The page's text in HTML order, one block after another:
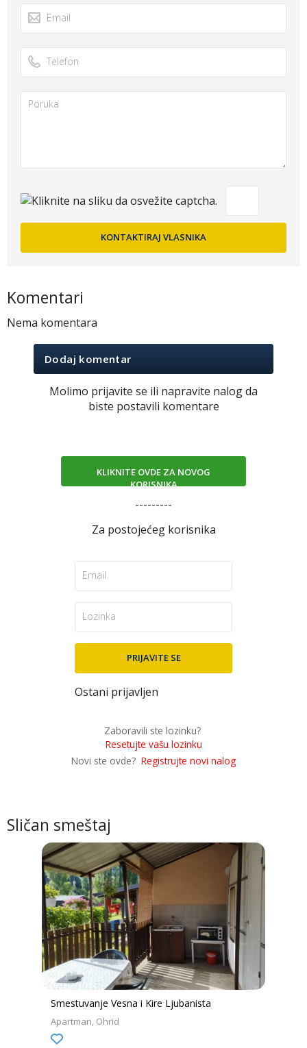
Sličan smeštaj
Smestuvanje Vesna i Kire Ljubanista
Apartman Ohrid
Komentari
Nema komentara
Dodaj komentar
Molimo prijavite se ili napravite nalog da
biste postavili komentare
KLIKNITE OVDE ZA NOVOG
KORISNIKA
---------
Za postojećeg korisnika
Ostani prijavljen
Zaboravili ste lozinku?
Resetujte vašu lozinku
Novi ste ovde? Registrujte novi nalog